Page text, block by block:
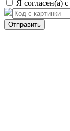
Я согласен(а) с
Отправить